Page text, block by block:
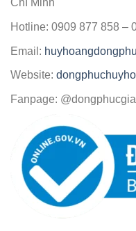
Chí Minh
Hotline: 0909 877 858 –
Email:
Website:
Fanpage: